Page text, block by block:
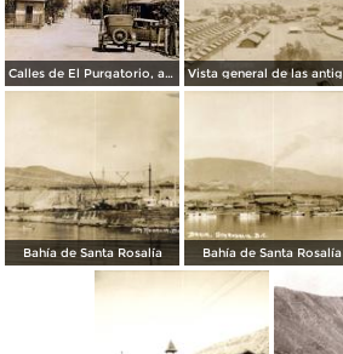
Calles de El Purgatorio, antiguas minas cerca de Santa Rosalía
Bahía de Santa Rosalía Bahía de Santa Rosalía